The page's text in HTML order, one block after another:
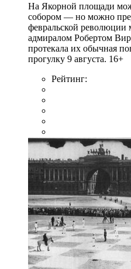
На Якорной площади
собором — но можно
февральской революции
адмиралом Робертом
протекала их обычная
прогулку 9 августа. 16+
Рейтинг: